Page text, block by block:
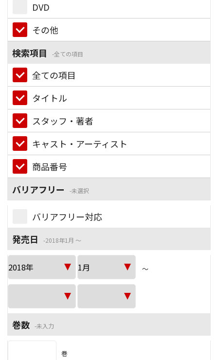
DVD
その他
検索項目
全ての項目
全ての項目
タイトル
スタッフ・著者
キャスト・アーティスト
商品番号
バリアフリー
未選択
バリアフリー対応
発売日
2018年1月 ～
～
巻数 未入力
巻